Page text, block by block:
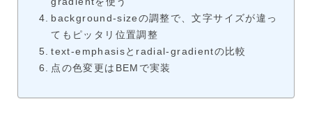
background-sizeの調整で、文字サイズが違っ
てもピッタリ位置調整
text-emphasisとradial-gradientの比較
点の色変更はBEMで実装